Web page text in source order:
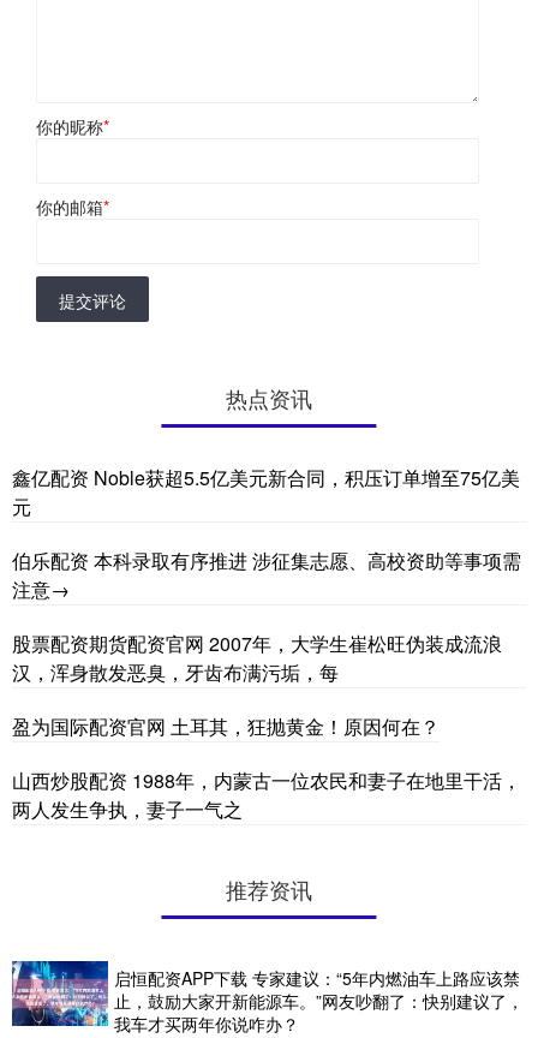
你的昵称*
你的邮箱*
提交评论
热点资讯
鑫亿配资 Noble获超5.5亿美元新合同，积压订单增至75亿美
元
伯乐配资 本科录取有序推进 涉征集志愿、高校资助等事项需
注意→
股票配资期货配资官网 2007年，大学生崔松旺伪装成流浪
汉，浑身散发恶臭，牙齿布满污垢，每
盈为国际配资官网 土耳其，狂抛黄金！原因何在？
山西炒股配资 1988年，内蒙古一位农民和妻子在地里干活，
两人发生争执，妻子一气之
推荐资讯
启恒配资APP下载 专家建议：“5年内燃油车上路应该禁
止，鼓励大家开新能源车。”网友吵翻了：快别建议了，
我车才买两年你说咋办？